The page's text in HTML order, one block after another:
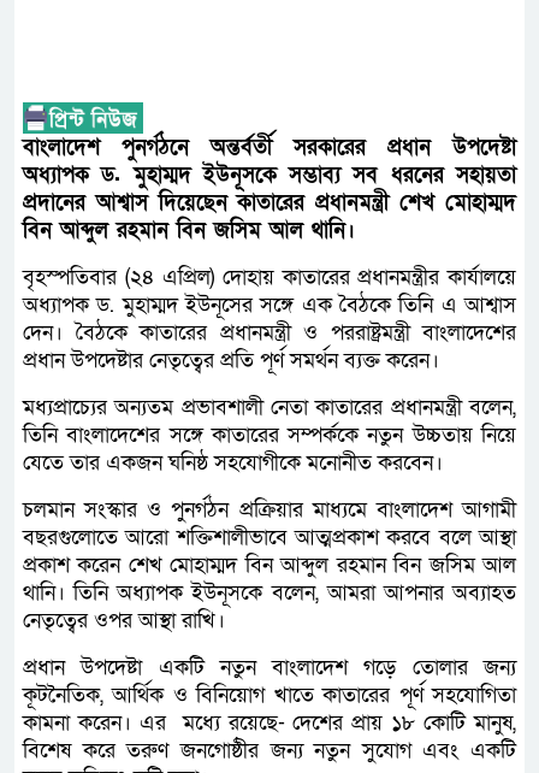
বাংলাদেশ পুনর্গঠনে অন্তর্বর্তী সরকারের প্রধান উপদেষ্টা
অধ্যাপক ড. মুহাম্মদ ইউনূসকে সম্ভাব্য সব ধরনের সহায়তা
প্রদানের আশ্বাস দিয়েছেন কাতারের প্রধানমন্ত্রী শেখ মোহাম্মদ
বিন আব্দুল রহমান বিন জসিম আল থানি।
বৃহস্পতিবার (২৪ এপ্রিল) দোহায় কাতারের প্রধানমন্ত্রীর কার্যালয়ে
অধ্যাপক ড. মুহাম্মদ ইউনূসের সঙ্গে এক বৈঠকে তিনি এ আশ্বাস
দেন। বৈঠকে কাতারের প্রধানমন্ত্রী ও পররাষ্ট্রমন্ত্রী বাংলাদেশের
প্রধান উপদেষ্টার নেতৃত্বের প্রতি পূর্ণ সমর্থন ব্যক্ত করেন।
মধ্যপ্রাচ্যের অন্যতম প্রভাবশালী নেতা কাতারের প্রধানমন্ত্রী বলেন,
তিনি বাংলাদেশের সঙ্গে কাতারের সম্পর্ককে নতুন উচ্চতায় নিয়ে
যেতে তার একজন ঘনিষ্ঠ সহযোগীকে মনোনীত করবেন।
চলমান সংস্কার ও পুনর্গঠন প্রক্রিয়ার মাধ্যমে বাংলাদেশ আগামী
বছরগুলোতে আরো শক্তিশালীভাবে আত্মপ্রকাশ করবে বলে আস্থা
প্রকাশ করেন শেখ মোহাম্মদ বিন আব্দুল রহমান বিন জসিম আল
থানি। তিনি অধ্যাপক ইউনূসকে বলেন, আমরা আপনার অব্যাহত
নেতৃত্বের ওপর আস্থা রাখি।
প্রধান উপদেষ্টা একটি নতুন বাংলাদেশ গড়ে তোলার জন্য
কূটনৈতিক, আর্থিক ও বিনিয়োগ খাতে কাতারের পূর্ণ সহযোগিতা
কামনা করেন। এর মধ্যে রয়েছে- দেশের প্রায় ১৮ কোটি মানুষ,
বিশেষ করে তরুণ জনগোষ্ঠীর জন্য নতুন সুযোগ এবং একটি